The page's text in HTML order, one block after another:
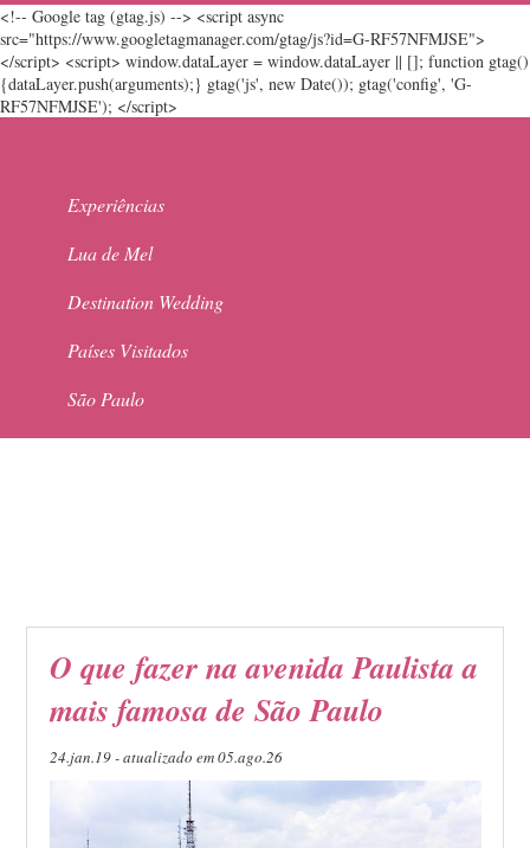
<!-- Google tag (gtag.js) --> <script async
src="https://www.googletagmanager.com/gtag/js?id=G-RF57NFMJSE">
</script> <script> window.dataLayer = window.dataLayer || []; function gtag()
{dataLayer.push(arguments);} gtag('js', new Date()); gtag('config', 'G-
RF57NFMJSE'); </script>
Experiências
Lua de Mel
Destination Wedding
Países Visitados
São Paulo
O que fazer na avenida Paulista a
mais famosa de São Paulo
24.jan.19 - atualizado em 05.ago.26